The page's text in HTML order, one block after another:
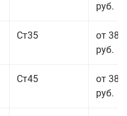
руб.
Ст35
от 38
руб.
Ст45
от 38
руб.